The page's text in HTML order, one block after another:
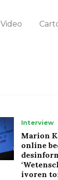
Video
Interview
Marion
online
ivoren